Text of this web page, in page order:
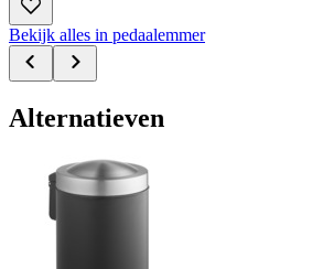
Bekijk alles in pedaalemmer
Alternatieven